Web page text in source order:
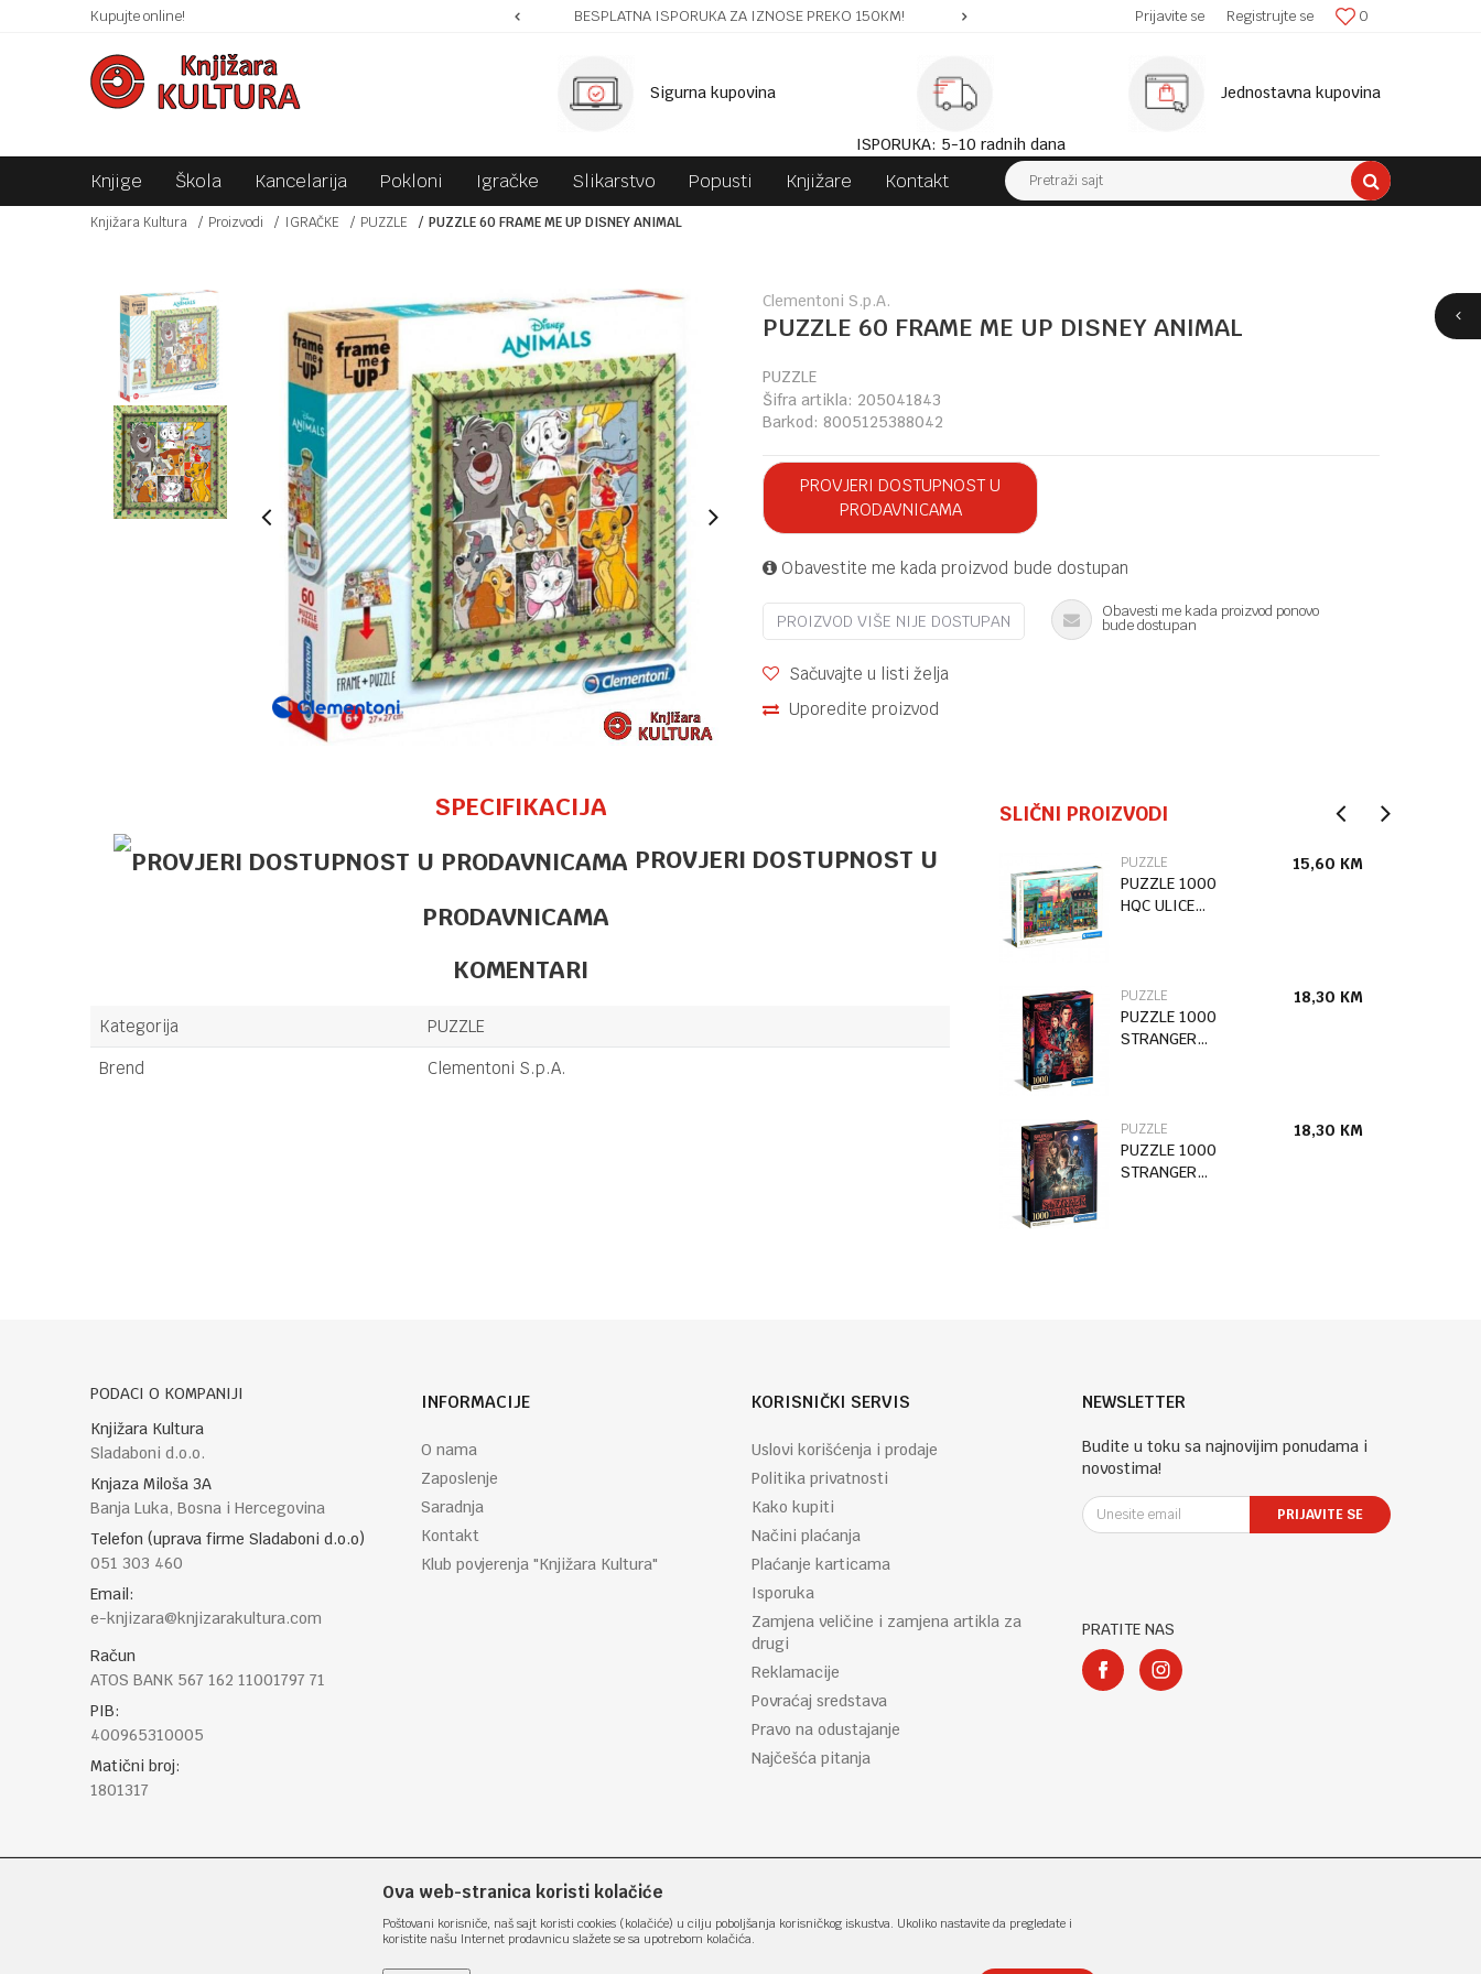
Kupujte online!SIGURNO PLAĆANJE PLATNIM KARTICAMA! BESPLATNA ISPORUKA ZA IZNOSE PREKO 150KM! SIGURNA ISPORUKA! 0
Prijavite se Registrujte se
Sigurna kupovina
ISPORUKA: 5-10 radnih dana
Jednostavna kupovina
Knjige Škola Kancelarija Pokloni Igračke Slikarstvo Popusti Knjižare Kontakt Pretraži sajt
Knjižara Kultura Proizvodi IGRAČKE PUZZLE PUZZLE 60 FRAME ME UP DISNEY ANIMAL
Clementoni S.p.A.
PUZZLE 60 FRAME ME UP DISNEY ANIMAL
PUZZLE
Šifra artikla: 205041843
Barkod: 8005125388042
PROVJERI DOSTUPNOST U
PRODAVNICAMA
Obavestite me kada proizvod bude dostupan
PROIZVOD VIŠE NIJE DOSTUPAN
Obavesti me kada proizvod ponovo
bude dostupan
Sačuvajte u listi želja
Uporedite proizvod
SPECIFIKACIJA
PROVJERI DOSTUPNOST U
PRODAVNICAMA
KOMENTARI
Kategorija
PUZZLE
Brend
Clementoni S.p.A.
SLIČNI PROIZVODI
PUZZLE 10,10 PUZZLE
PUZZLE 1000
HQC ULICE
15,60 KM
PUZZLE
PUZZLE 1000
STRANGER
18,30 KM
PUZZLE
PUZZLE 1000
STRANGER
18,30 KM
PODACI O KOMPANIJI
Knjižara Kultura
Sladaboni d.o.o.
Knjaza Miloša 3A
Banja Luka, Bosna i Hercegovina
Telefon (uprava firme Sladaboni d.o.o)
051 303 460
Email:
e-knjizara@knjizarakultura.com
Račun
ATOS BANK 567 162 11001797 71
PIB:
400965310005
Matični broj:
1801317
INFORMACIJE
O nama
Zaposlenje
Saradnja
Kontakt
Klub povjerenja "Knjižara Kultura"
KORISNIČKI SERVIS
Uslovi korišćenja i prodaje
Politika privatnosti
Kako kupiti
Načini plaćanja
Plaćanje karticama
Isporuka
Zamjena veličine i zamjena artikla za
drugi
Reklamacije
Povraćaj sredstava
Pravo na odustajanje
Najčešća pitanja
NEWSLETTER
Budite u toku sa najnovijim ponudama i
novostima!
PRIJAVITE SE
PRATITE NAS
Ova web-stranica koristi kolačiće
Poštovani korisniče, naš sajt koristi cookies (kolačiće) u cilju poboljšanja korisničkog iskustva. Ukoliko nastavite da pregledate i
koristite našu Internet prodavnicu slažete se sa upotrebom kolačića.